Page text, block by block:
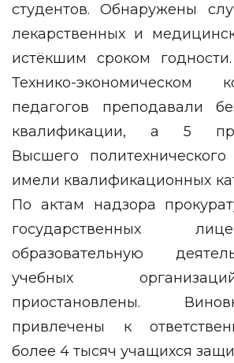
студентов. Обнаружены
лекарственных и
истёкшим сроком
Технико-экономическом
педагогов преподавали
квалификации, а 5
Высшего
имели квалификационных
По актам надзора
государственных
образовательную
учебных
приостановлены.
привлечены к
более 4 тысяч учащихся